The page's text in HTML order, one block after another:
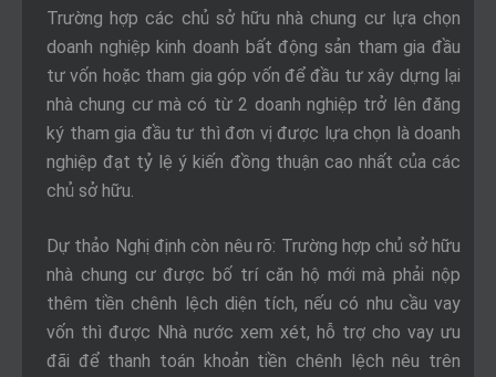
Trường hợp các chủ sở hữu nhà chung cư lựa chọn
doanh nghiệp kinh doanh bất động sản tham gia đầu
tư vốn hoặc tham gia góp vốn để đầu tư xây dựng lại
nhà chung cư mà có từ 2 doanh nghiệp trở lên đăng
ký tham gia đầu tư thì đơn vị được lựa chọn là doanh
nghiệp đạt tỷ lệ ý kiến đồng thuận cao nhất của các
chủ sở hữu.
Dự thảo Nghị định còn nêu rõ: Trường hợp chủ sở hữu
nhà chung cư được bố trí căn hộ mới mà phải nộp
thêm tiền chênh lệch diện tích, nếu có nhu cầu vay
vốn thì được Nhà nước xem xét, hỗ trợ cho vay ưu
đãi để thanh toán khoản tiền chênh lệch nêu trên